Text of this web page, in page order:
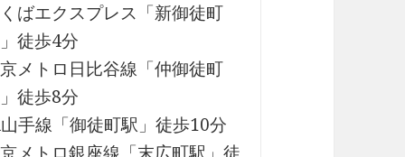
ばエクスプレス「新御徒町
徒歩4分
メトロ日比谷線「仲御徒町
徒歩8分
手線「御徒町駅」徒歩10分